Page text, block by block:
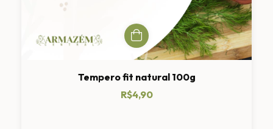
Tempero fit natural 100g
R$4,90